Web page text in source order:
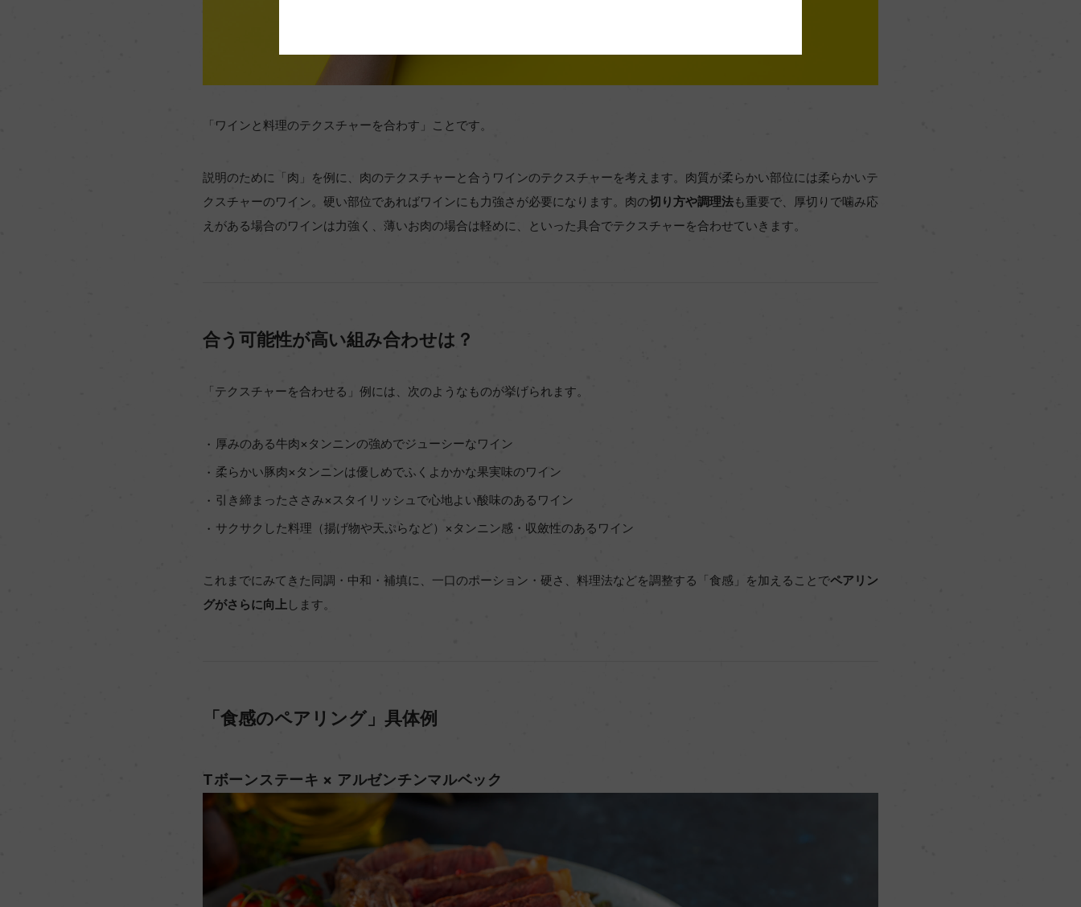
「ワインと料理のテクスチャーを合わす」ことです。
説明のために「肉」を例に、肉のテクスチャーと合うワインのテクスチャーを考えます。肉質が柔らかい部位には柔らかいテ
クスチャーのワイン。硬い部位であればワインにも力強さが必要になります。肉の切り方や調理法も重要で、厚切りで噛み応
えがある場合のワインは力強く、薄いお肉の場合は軽めに、といった具合でテクスチャーを合わせていきます。
合う可能性が高い組み合わせは？
「テクスチャーを合わせる」例には、次のようなものが挙げられます。
厚みのある牛肉×タンニンの強めでジューシーなワイン
柔らかい豚肉×タンニンは優しめでふくよかかな果実味のワイン
引き締まったささみ×スタイリッシュで心地よい酸味のあるワイン
サクサクした料理（揚げ物や天ぷらなど）×タンニン感・収斂性のあるワイン
これまでにみてきた同調・中和・補填に、一口のポーション・硬さ、料理法などを調整する「食感」を加えることでペアリン
グがさらに向上します。
「食感のペアリング」具体例
Tボーンステーキ × アルゼンチンマルベック